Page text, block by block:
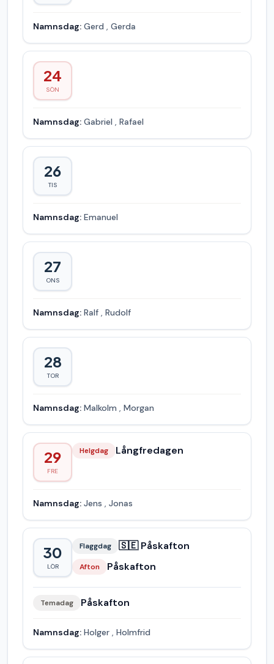
Namnsdag: Gerd , Gerda
24
SÖN
Namnsdag: Gabriel , Rafael
26
TIS
Namnsdag: Emanuel
27
ONS
Namnsdag: Ralf , Rudolf
28
TOR
Namnsdag: Malkolm , Morgan
29
FRE
Helgdag Långfredagen
Namnsdag: Jens , Jonas
30
LÖR
Flaggdag 🇸🇪 Påskafton
Afton Påskafton
Temadag Påskafton
Namnsdag: Holger , Holmfrid